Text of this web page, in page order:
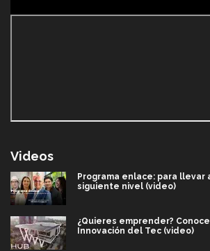
Videos
Programa enlace: para llevar
siguiente nivel (video)
¿Quieres emprender?
Innovación del Tec (video)